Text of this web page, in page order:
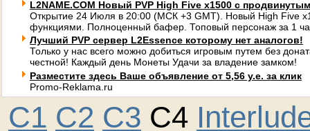
L2NAME.COM Новый PVP High Five x1500 с
Открытие 24 Июля в 20:00 (МСК +3 GMT). Новый High Five
функциями. Полноценный бафер. Топовый персонаж за 1
Лучший PVP сервер L2Essence которому нет аналогов!
Только у нас всего можно добиться игровым путем без
честной! Каждый день Монеты Удачи за владение замком!
Разместите здесь Ваше объявление от 5,56 у.е. за клик
Promo-Reklama.ru
C1 C2 C3 C4